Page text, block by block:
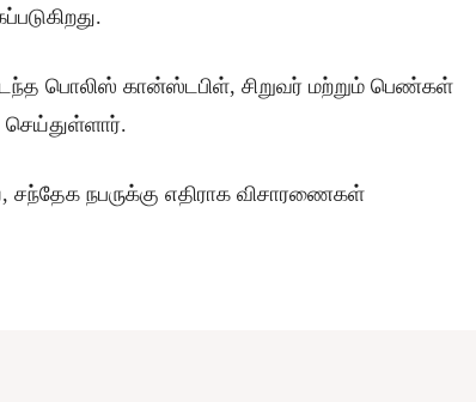
பொலிஸ் கான்ஸ்டபிள், சிறுவர் மற்றும் பெண்கள்
செய்துள்ளார்.
நபருக்கு எதிராக விசாரணைகள்